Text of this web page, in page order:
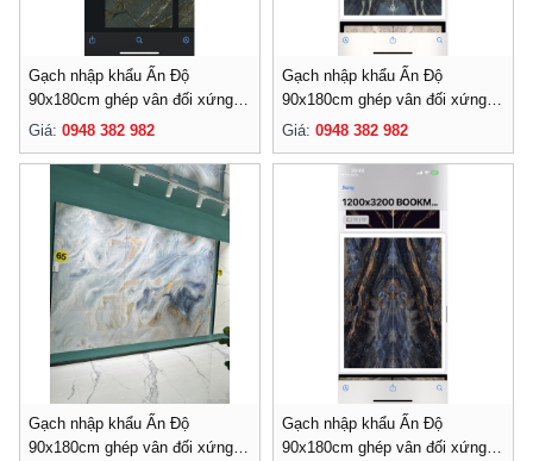
Gạch nhập khẩu Ấn Độ
90x180cm ghép vân đối xứng-
009
Giá: 0948 382 982
Gạch nhập khẩu Ấn Độ
90x180cm ghép vân đối xứng-
008
Giá: 0948 382 982
Gạch nhập khẩu Ấn Độ
90x180cm ghép vân đối xứng-
Gạch nhập khẩu Ấn Độ
90x180cm ghép vân đối xứng-